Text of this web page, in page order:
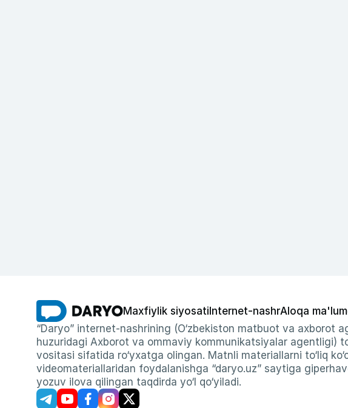
Maxfiylik siyosati Internet-nashrAloqa
“Daryo” internet-nashrining (O‘zbekiston matbuot va axborot
huzuridagi Axborot va ommaviy kommunikatsiyalar agentligi)
vositasi sifatida ro‘yxatga olingan. Matnli materiallarni to‘liq
videomateriallaridan foydalanishga “daryo.uz” saytiga
yozuv ilova qilingan taqdirda yo‘l qo‘yiladi.